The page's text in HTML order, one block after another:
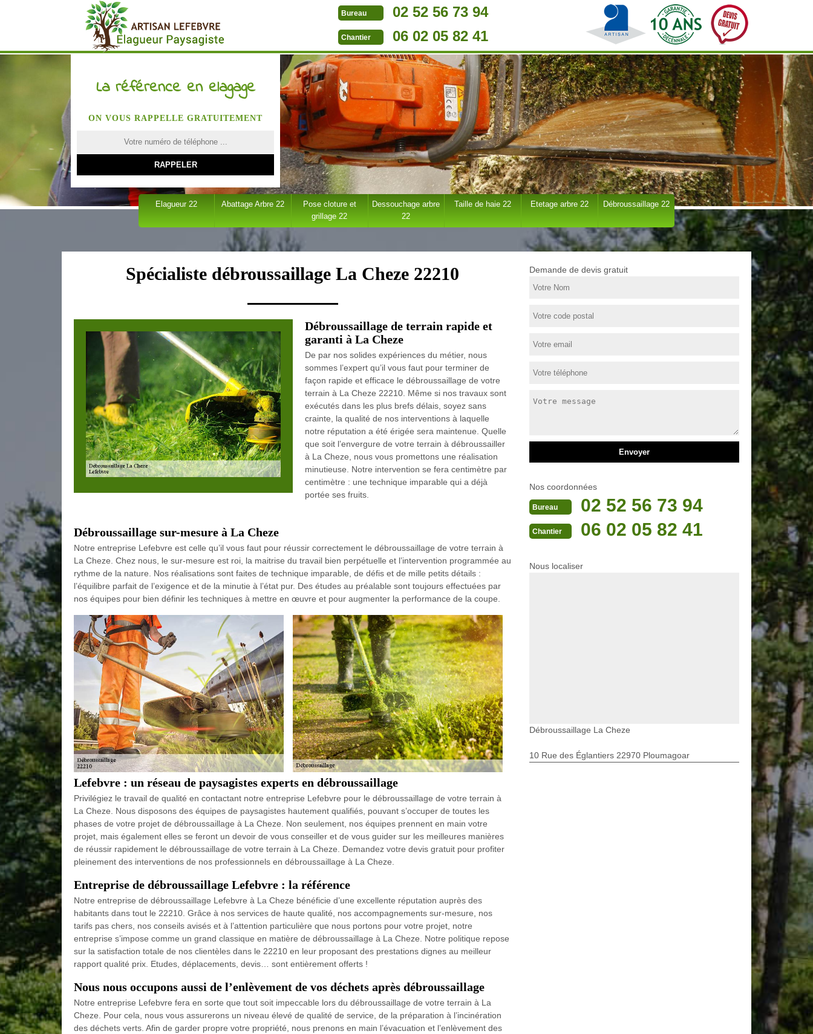
Bureau 02 52 56 73 94
Chantier 06 02 05 82 41
La référence en elagage
ON VOUS RAPPELLE GRATUITEMENT
Elagueur 22 Abattage Arbre 22
Pose cloture et
grillage 22
Dessouchage arbre
22
Taille de haie 22 Etetage arbre 22 Débroussaillage 22
Spécialiste débroussaillage La Cheze 22210
Débroussaillage de terrain rapide et
garanti à La Cheze
De par nos solides expériences du métier, nous
sommes l’expert qu’il vous faut pour terminer de
façon rapide et efficace le débroussaillage de votre
terrain à La Cheze 22210. Même si nos travaux sont
exécutés dans les plus brefs délais, soyez sans
crainte, la qualité de nos interventions à laquelle
notre réputation a été érigée sera maintenue. Quelle
que soit l’envergure de votre terrain à débroussailler
à La Cheze, nous vous promettons une réalisation
minutieuse. Notre intervention se fera centimètre par
centimètre : une technique imparable qui a déjà
portée ses fruits.
Débroussaillage sur-mesure à La Cheze
Notre entreprise Lefebvre est celle qu’il vous faut pour réussir correctement le débroussaillage de votre terrain à
La Cheze. Chez nous, le sur-mesure est roi, la maitrise du travail bien perpétuelle et l’intervention programmée au
rythme de la nature. Nos réalisations sont faites de technique imparable, de défis et de mille petits détails :
l’équilibre parfait de l’exigence et de la minutie à l’état pur. Des études au préalable sont toujours effectuées par
nos équipes pour bien définir les techniques à mettre en œuvre et pour augmenter la performance de la coupe.
Lefebvre : un réseau de paysagistes experts en débroussaillage
Privilégiez le travail de qualité en contactant notre entreprise Lefebvre pour le débroussaillage de votre terrain à
La Cheze. Nous disposons des équipes de paysagistes hautement qualifiés, pouvant s’occuper de toutes les
phases de votre projet de débroussaillage à La Cheze. Non seulement, nos équipes prennent en main votre
projet, mais également elles se feront un devoir de vous conseiller et de vous guider sur les meilleures manières
de réussir rapidement le débroussaillage de votre terrain à La Cheze. Demandez votre devis gratuit pour profiter
pleinement des interventions de nos professionnels en débroussaillage à La Cheze.
Entreprise de débroussaillage Lefebvre : la référence
Notre entreprise de débroussaillage Lefebvre à La Cheze bénéficie d’une excellente réputation auprès des
habitants dans tout le 22210. Grâce à nos services de haute qualité, nos accompagnements sur-mesure, nos
tarifs pas chers, nos conseils avisés et à l’attention particulière que nous portons pour votre projet, notre
entreprise s’impose comme un grand classique en matière de débroussaillage à La Cheze. Notre politique repose
sur la satisfaction totale de nos clientèles dans le 22210 en leur proposant des prestations dignes au meilleur
rapport qualité prix. Etudes, déplacements, devis… sont entièrement offerts !
Nous nous occupons aussi de l’enlèvement de vos déchets après débroussaillage
Notre entreprise Lefebvre fera en sorte que tout soit impeccable lors du débroussaillage de votre terrain à La
Cheze. Pour cela, nous vous assurerons un niveau élevé de qualité de service, de la préparation à l’incinération
des déchets verts. Afin de garder propre votre propriété, nous prenons en main l’évacuation et l’enlèvement des
Demande de devis gratuit
Nos coordonnées
Bureau 02 52 56 73 94
Chantier 06 02 05 82 41
Nous localiser
Débroussaillage La Cheze
10 Rue des Églantiers 22970 Ploumagoar